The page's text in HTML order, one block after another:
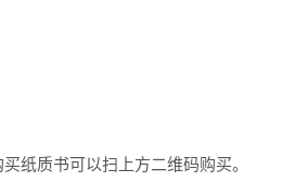
纸质书可以扫上方二维码购买。